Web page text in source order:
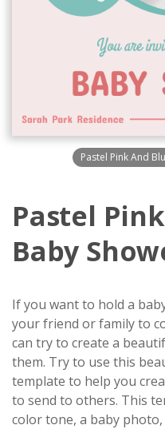
Pastel Pink And
Pastel
Baby
If you want to hold a
your friend or family to
can try to create a
them. Try to use this
template to help you
to send to others. This
color tone, a baby